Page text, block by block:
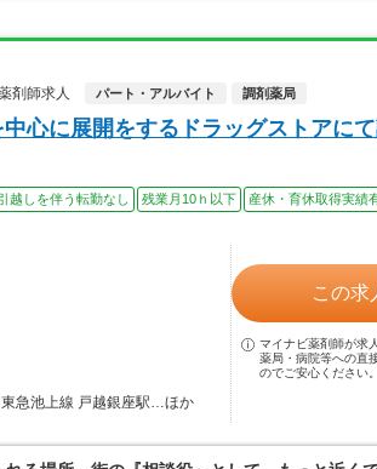
剤師求人
パート・アルバイト 調剤薬局
心に展開をするドラッグストアに
越しを伴う転勤なし 残業月10ｈ以下 産休・育休取得実績
急池上線 戸越銀座駅…ほか
この求
マイナビ薬剤師が求
薬局・病院等への直
のでご安心ください。